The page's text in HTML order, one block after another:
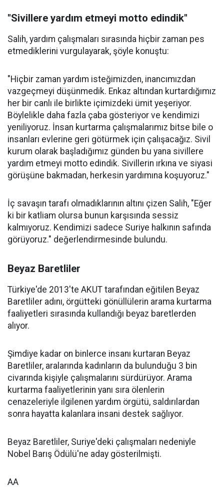
"Sivillere yardım etmeyi motto edindik"
Salih, yardım çalışmaları sırasında hiçbir zaman pes
etmediklerini vurgulayarak, şöyle konuştu:
"Hiçbir zaman yardım isteğimizden, inancımızdan
vazgeçmeyi düşünmedik. Enkaz altından kurtardığımız
her bir canlı ile birlikte içimizdeki ümit yeşeriyor.
Böylelikle daha fazla çaba gösteriyor ve kendimizi
yeniliyoruz. İnsan kurtarma çalışmalarımız bitse bile o
insanları evlerine geri götürmek için çalışacağız. Sivil
kurum olarak başladığımız günden bu yana sivillere
yardım etmeyi motto edindik. Sivillerin ırkına ve siyasi
görüşüne bakmadan, herkesin yardımına koşuyoruz."
İç savaşın tarafı olmadıklarının altını çizen Salih, "Eğer
ki bir katliam olursa bunun karşısında sessiz
kalmıyoruz. Kendimizi sadece Suriye halkının safında
görüyoruz." değerlendirmesinde bulundu.
Beyaz Baretliler
Türkiye'de 2013'te AKUT tarafından eğitilen Beyaz
Baretliler adını, örgütteki gönüllülerin arama kurtarma
faaliyetleri sırasında kullandığı beyaz baretlerden
alıyor.
Şimdiye kadar on binlerce insanı kurtaran Beyaz
Baretliler, aralarında kadınların da bulunduğu 3 bin
civarında kişiyle çalışmalarını sürdürüyor. Arama
kurtarma faaliyetlerinin yanı sıra ölenlerin
cenazeleriyle ilgilenen yardım örgütü, saldırılardan
sonra hayatta kalanlara insani destek sağlıyor.
Beyaz Baretliler, Suriye'deki çalışmaları nedeniyle
Nobel Barış Ödülü'ne aday gösterilmişti.
AA